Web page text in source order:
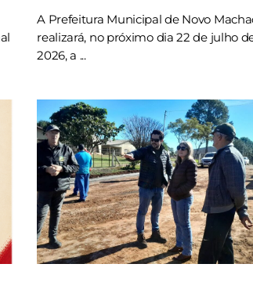
A Prefeitura Municipal de Novo
realizará, no próximo dia 22 de julho
2026, a ...